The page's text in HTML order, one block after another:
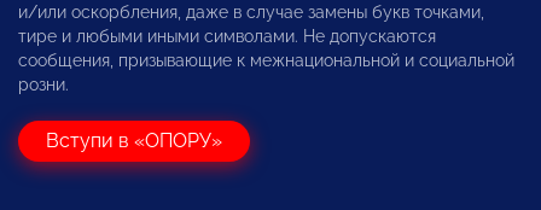
и/или оскорбления, даже в случае замены букв точками,
тире и любыми иными символами. Не допускаются
сообщения, призывающие к межнациональной и социальной
розни.
Вступи в «ОПОРУ»